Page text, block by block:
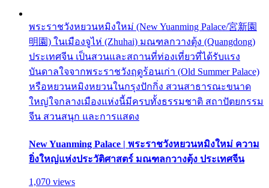
พระราชวังหยวนหมิงใหม่ (New Yuanming Palace/宮新園
明園) ในเมืองจูไห่ (Zhuhai) มณฑลกวางตุ้ง (Quangdong)
ประเทศจีน เป็นสวนและสถานที่ท่องเที่ยวที่ได้รับแรง
บันดาลใจจากพระราชวังฤดูร้อนเก่า (Old Summer Palace)
หรือหยวนหมิงหยวนในกรุงปักกิ่ง สวนสาธารณะขนาด
ใหญ่ใจกลางเมืองแห่งนี้มีครบทั้งธรรมชาติ สถาปัตยกรรม
จีน สวนสนุก และการแสดง
New Yuanming Palace | พระราชวังหยวนหมิงใหม่ ความ
ยิ่งใหญ่แห่งประวัติศาสตร์ มณฑลกวางตุ้ง ประเทศจีน
1,070 views